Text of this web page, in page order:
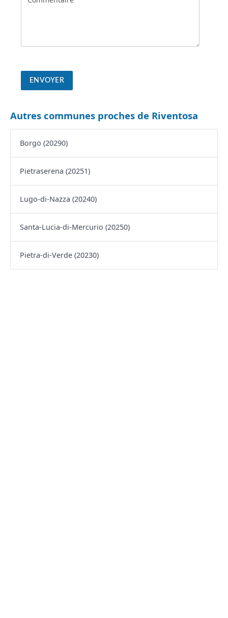
Autres communes proches de Riventosa
Borgo (20290)
Pietraserena (20251)
Lugo-di-Nazza (20240)
Santa-Lucia-di-Mercurio (20250)
Pietra-di-Verde (20230)